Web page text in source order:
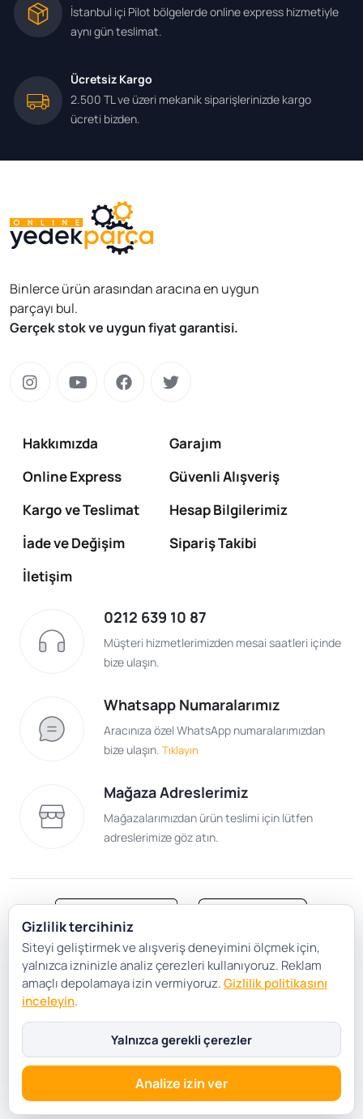
İstanbul içi Pilot bölgelerde online express hizmetiyle
aynı gün teslimat.
Ücretsiz Kargo
2.500 TL ve üzeri mekanik siparişlerinizde kargo
ücreti bizden.
Binlerce ürün arasından aracına en uygun
parçayı bul.
Gerçek stok ve uygun fiyat garantisi.
Hakkımızda
Garajım
Online Express
Güvenli Alışveriş
Kargo ve Teslimat
Hesap Bilgilerimiz
İade ve Değişim
Sipariş Takibi
İletişim
0212 639 10 87
Müşteri hizmetlerimizden mesai saatleri içinde
bize ulaşın.
Whatsapp Numaralarımız
Aracınıza özel WhatsApp numaralarımızdan
bize ulaşın. Tıklayın
Mağaza Adreslerimiz
Mağazalarımızdan ürün teslimi için lütfen
adreslerimize göz atın.
Satış Sözleşmesi
Gizlilik ve Güvenlik
Gizlilik Politikası
Çerez Tercihleri
Gizlilik tercihiniz
Siteyi geliştirmek ve alışveriş deneyimini ölçmek için,
yalnızca izninizle analiz çerezleri kullanıyoruz. Reklam
amaçlı depolamaya izin vermiyoruz.Gizlilik politikasını
inceleyin.
Yalnızca gerekli çerezler
Analize izin ver